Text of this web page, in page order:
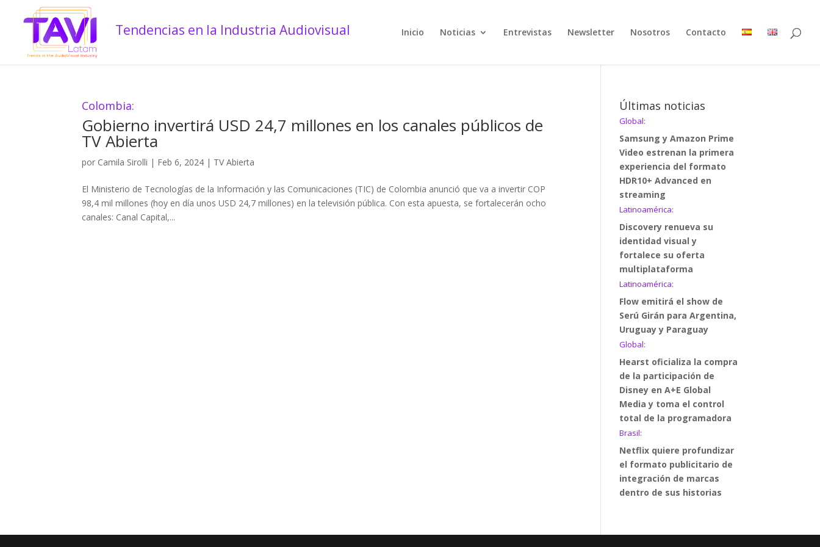
Inicio Noticias Entrevistas Newsletter Nosotros Contacto
Colombia:
Gobierno invertirá USD 24,7 millones en los canales públicos de
TV Abierta
por Camila Sirolli | Feb 6, 2024 | TV Abierta
El Ministerio de Tecnologías de la Información y las Comunicaciones (TIC) de Colombia anunció que va a invertir COP
98,4 mil millones (hoy en día unos USD 24,7 millones) en la televisión pública. Con esta apuesta, se fortalecerán ocho
canales: Canal Capital,...
Últimas noticias
Global:
Samsung y Amazon Prime
Video estrenan la primera
experiencia del formato
HDR10+ Advanced en
streaming
Latinoamérica:
Discovery renueva su
identidad visual y
fortalece su oferta
multiplataforma
Latinoamérica:
Flow emitirá el show de
Serú Girán para Argentina,
Uruguay y Paraguay
Global:
Hearst oficializa la compra
de la participación de
Disney en A+E Global
Media y toma el control
total de la programadora
Brasil:
Netflix quiere profundizar
el formato publicitario de
integración de marcas
dentro de sus historias